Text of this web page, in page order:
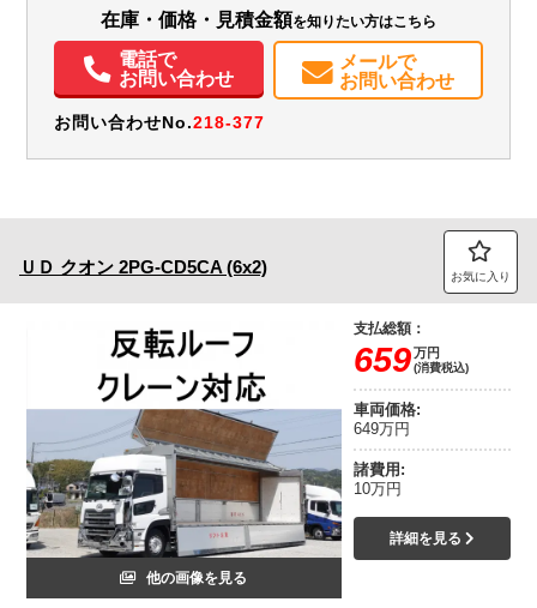
パワステ
電動格納ミラー在庫・価格・見積金額を知りたい方はこちら
電話で
お問い合わせ
メールで
お問い合わせ
お問い合わせNo.218-377
ＵＤ クオン 2PG-CD5CA (6x2) お気に入り
他の画像を見る
支払総額：
659万円
(消費税込)
車両価格:
649万円
諸費用:
10万円
詳細を見る